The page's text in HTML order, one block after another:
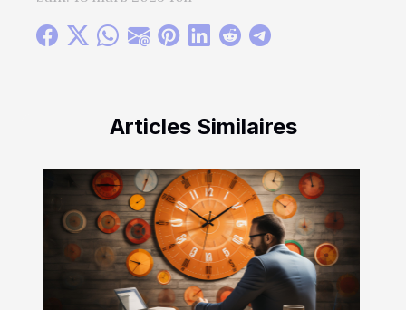
Articles Similaires